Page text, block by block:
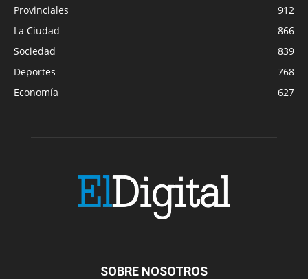
Provinciales
912
La Ciudad
866
Sociedad
839
Deportes
768
Economía
627
SOBRE NOSOTROS